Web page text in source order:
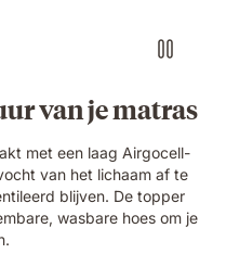
van je matras
met een laag Airgocell-
van het lichaam af te
blijven. De topper
wasbare hoes om je